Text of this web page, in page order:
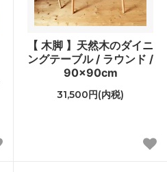
【 木脚 】天然木のダイニ
ングテーブル / ラウンド /
90×90cm
31,500円(内税)